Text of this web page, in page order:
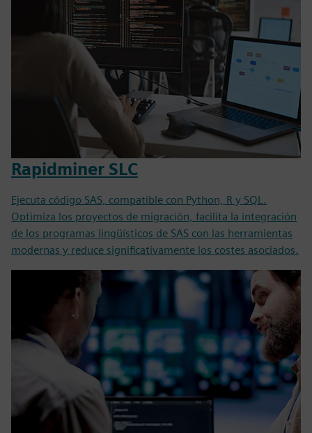
Rapidminer SLC
Ejecuta código SAS, compatible con Python, R y SQL.
Optimiza los proyectos de migración, facilita la integración
de los programas lingüísticos de SAS con las herramientas
modernas y reduce significativamente los costes asociados.